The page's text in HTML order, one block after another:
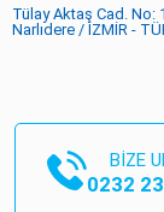
Tülay Aktaş Cad. No:
Narlıdere / İZMİR -
BİZE
0232